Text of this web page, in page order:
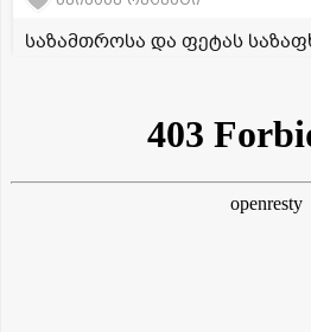
საზამთროსა და ფეტას